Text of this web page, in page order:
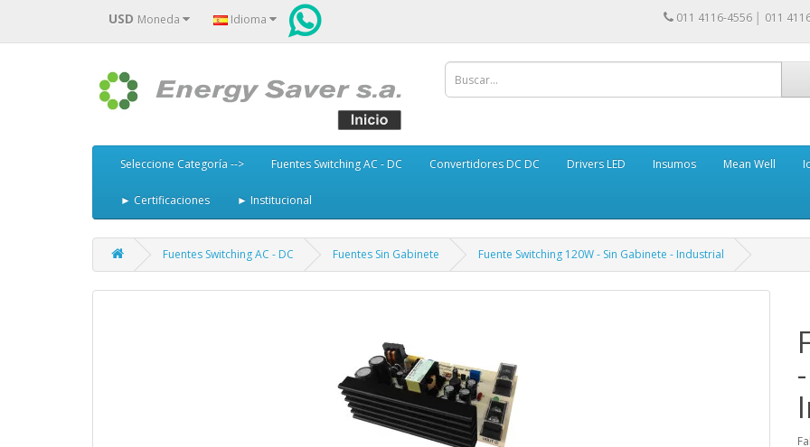
USD Moneda Idioma 011 4116-4556 │ 011
Seleccione Categoría --> Fuentes Switching AC - DC Convertidores DC DC Drivers LED Insumos Mean Well
► Certificaciones ► Institucional
Fuentes Switching AC - DC Fuentes Sin Gabinete Fuente Switching 120W - Sin Gabinete - Industrial